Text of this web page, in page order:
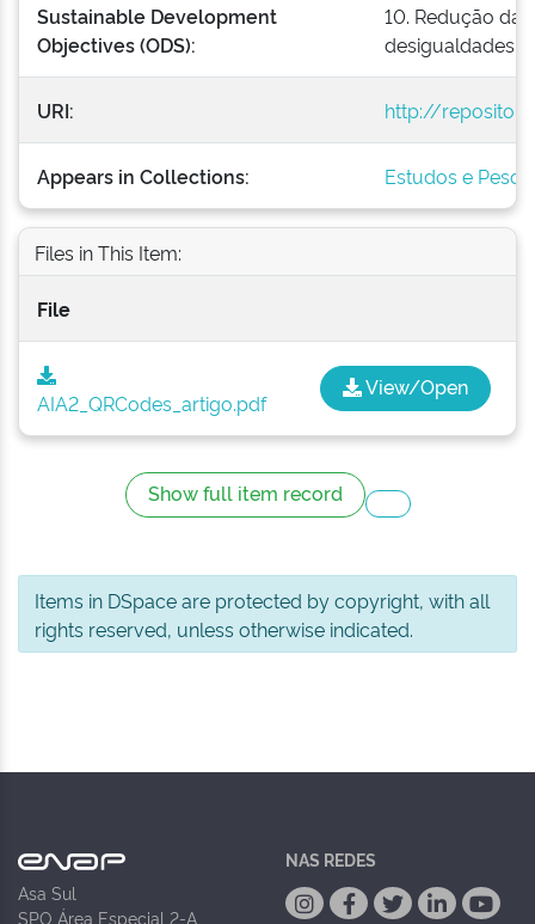
Sustainable Development
Objectives (ODS):
10. Redução
desigualdades
URI: http://
Appears in Collections: Estudos e
Files in This Item:
File
AIA2_QRCodes_artigo.pdf
View/Open
Show full item record
Items in DSpace are protected by copyright, with all
rights reserved, unless otherwise indicated.
Asa Sul
SPO Área Especial 2-A
NAS REDES